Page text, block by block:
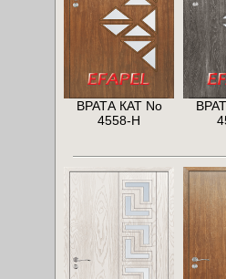
ВРАТА КАТ No
4558-H